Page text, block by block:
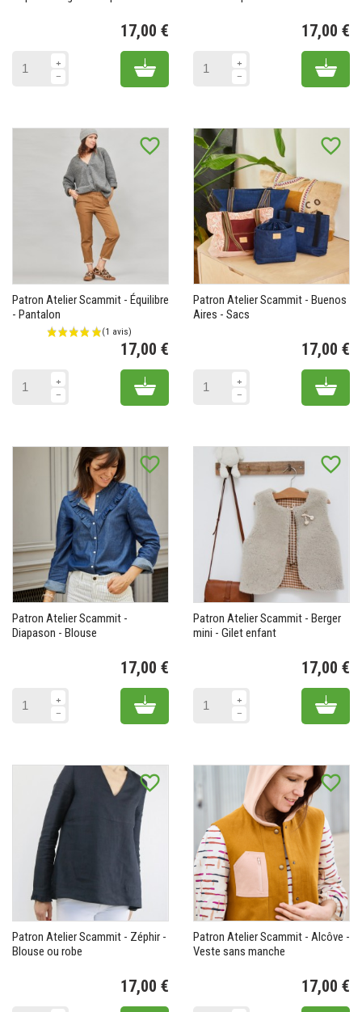
17,00 €
Add to cart
17,00 €
Add
favorite_border
Patron Atelier Scammit - Équilibre
- Pantalon
17,00 €
Add to cart
favorite_border
Patron Atelier Scammit - Buenos
Aires - Sacs
17,00 €
Add
favorite_border
Patron Atelier Scammit -
Diapason - Blouse
17,00 €
Add to cart
favorite_border
Patron Atelier Scammit - Berger
mini - Gilet enfant
17,00 €
Add
favorite_border
Patron Atelier Scammit - Zéphir -
Blouse ou robe
17,00 €
favorite_border
Patron Atelier Scammit - Alcôve -
Veste sans manche
17,00 €